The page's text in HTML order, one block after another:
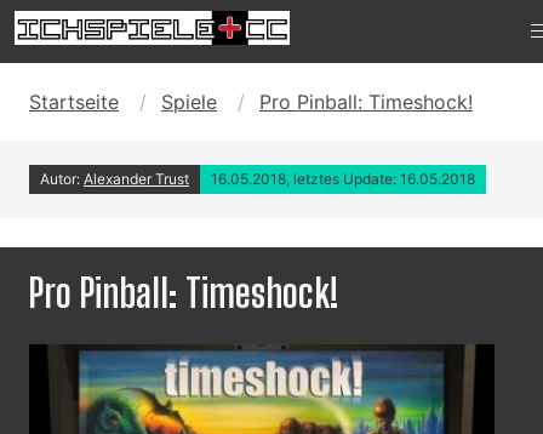
Startseite Spiele Pro Pinball: Timeshock!
Autor: Alexander Trust 16.05.2018, letztes Update: 16.05.2018
Pro Pinball: Timeshock!